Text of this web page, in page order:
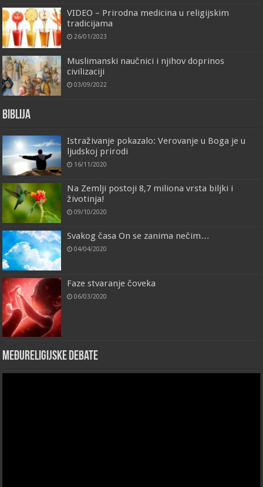
VIDEO – Prirodna medicina u religijskim
tradicijama
26/01/2023
Muslimanski naučnici i njihov doprinos
civilizaciji
03/09/2022
Biblija
Istraživanje pokazalo: Verovanje u Boga je u
ljudskoj prirodi
16/11/2020
Na Zemlji postoji 8,7 miliona vrsta biljki i
životinja!
09/10/2020
Svakog časa On se zanima nečim…
04/04/2020
Faze stvaranje čoveka
06/03/2020
Međureligijske debate